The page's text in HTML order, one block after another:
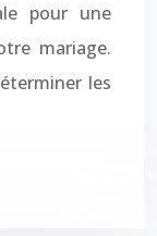
pour une
mariage.
les